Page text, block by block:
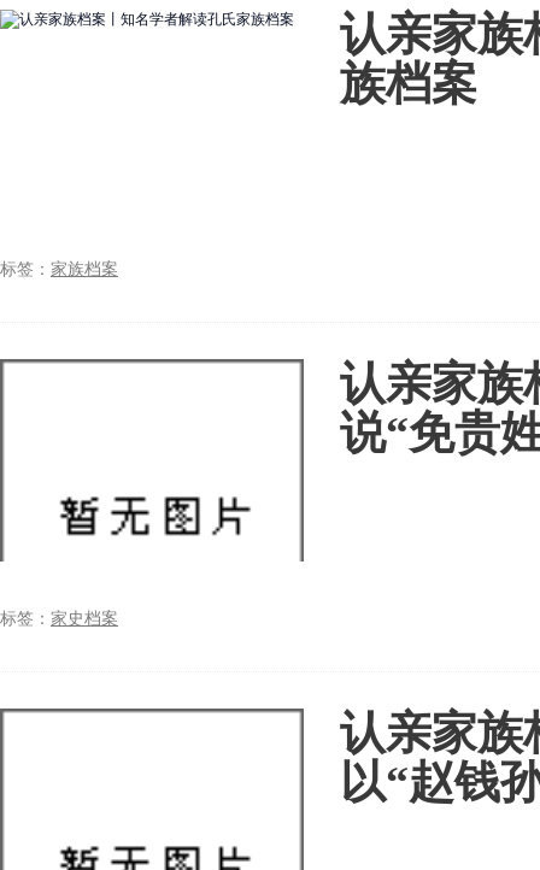
认亲家族
族档案
标签： 家族档案
认亲家族
说“免贵
标签： 家史档案
认亲家族
以“赵钱